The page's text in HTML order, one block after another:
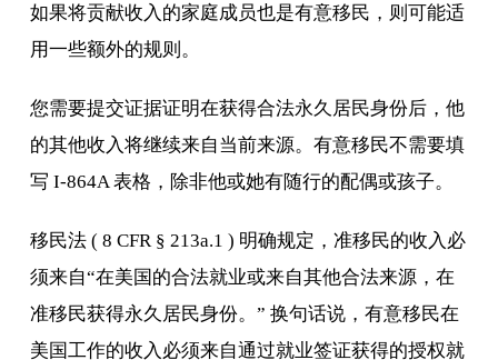
如果将贡献收入的家庭成员也是有意移民，则可能适
用一些额外的规则。
您需要提交证据证明在获得合法永久居民身份后，他
的其他收入将继续来自当前来源。有意移民不需要填
写 I-864A 表格，除非他或她有随行的配偶或孩子。
移民法 ( 8 CFR § 213a.1 ) 明确规定，准移民的收入必
须来自“在美国的合法就业或来自其他合法来源，在
准移民获得永久居民身份。” 换句话说，有意移民在
美国工作的收入必须来自通过就业签证获得的授权就